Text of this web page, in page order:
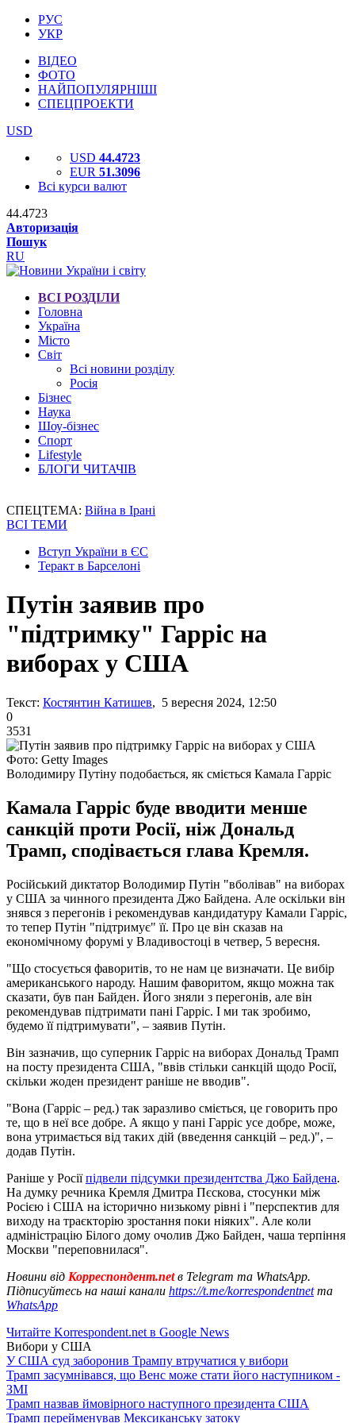
РУС
УКР
ВІДЕО
ФОТО
НАЙПОПУЛЯРНІШІ
СПЕЦПРОЕКТИ
USD
USD 44.4723
EUR 51.3096
Всі курси валют
44.4723
Авторизація
Пошук
RU
ВСІ РОЗДІЛИ
Головна
Україна
Місто
Світ
Всі новини розділу
Росія
Бізнес
Наука
Шоу-бізнес
Спорт
Lifestyle
БЛОГИ ЧИТАЧІВ
СПЕЦТЕМА: Війна в Ірані
ВСІ ТЕМИ
Вступ України в ЄС
Теракт в Барселоні
Путін заявив про
"підтримку" Гарріс на
виборах у США
Текст: Костянтин Катишев, 5 вересня 2024, 12:50
0
3531
Фото: Getty Images
Володимиру Путіну подобається, як сміється Камала Гарріс
Камала Гарріс буде вводити менше
санкцій проти Росії, ніж Дональд
Трамп, сподівається глава Кремля.
Російський диктатор Володимир Путін "вболівав" на виборах
у США за чинного президента Джо Байдена. Але оскільки він
знявся з перегонів і рекомендував кандидатуру Камали Гарріс,
то тепер Путін "підтримує" її. Про це він сказав на
економічному форумі у Владивостоці в четвер, 5 вересня.
"Що стосується фаворитів, то не нам це визначати. Це вибір
американського народу. Нашим фаворитом, якщо можна так
сказати, був пан Байден. Його зняли з перегонів, але він
рекомендував підтримати пані Гарріс. І ми так зробимо,
будемо її підтримувати", – заявив Путін.
Він зазначив, що суперник Гарріс на виборах Дональд Трамп
на посту президента США, "ввів стільки санкцій щодо Росії,
скільки жоден президент раніше не вводив".
"Вона (Гарріс – ред.) так заразливо сміється, це говорить про
те, що в неї все добре. А якщо у пані Гарріс усе добре, може,
вона утримається від таких дій (введення санкцій – ред.)", –
додав Путін.
Раніше у Росіїпідвели підсумки президентства Джо Байдена.
На думку речника Кремля Дмитра Пєскова, стосунки між
Росією і США на історично низькому рівні і "перспектив для
виходу на траєкторію зростання поки ніяких". Але коли
адміністрацію Білого дому очолив Джо Байден, чаша терпіння
Москви "переповнилася".
Новини від Корреспондент.netв Telegram та WhatsApp.
Підписуйтесь на наші канали https://t.me/korrespondentnetта
WhatsApp
Читайте Korrespondent.net в Google News
Вибори у США
У США суд заборонив Трампу втручатися у вибори
Трамп засумнівався, що Венс може стати його наступником -
ЗМІ
Трамп назвав ймовірного наступного президента США
Трамп перейменував Мексиканську затоку